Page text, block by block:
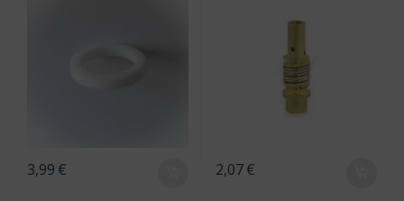
3,99 € 2,07€